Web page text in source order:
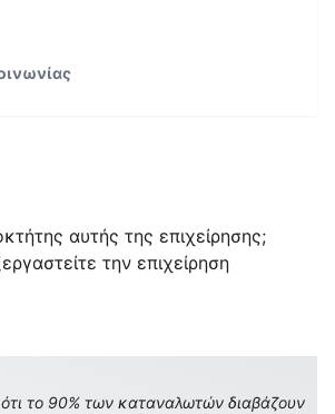
αυτής της επιχείρησης;
την επιχείρηση
το 90% των καταναλωτών διαβάζουν